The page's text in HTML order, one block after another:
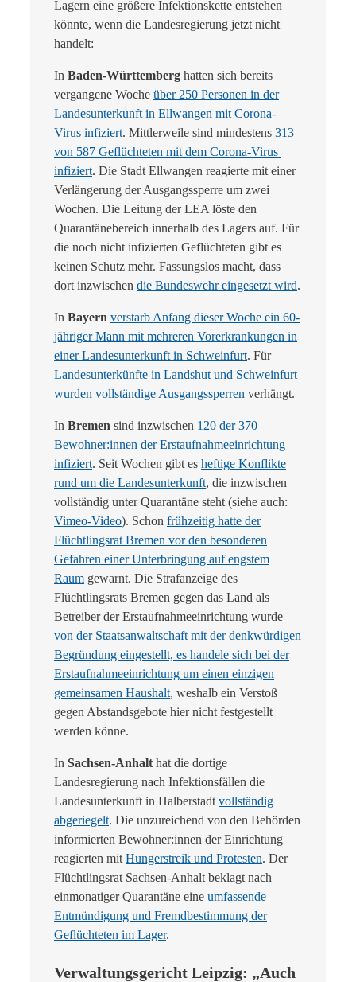
Lagern eine größere Infektionskette entstehen
könnte, wenn die Landesregierung jetzt nicht
handelt:
In Baden-Württemberg hatten sich bereits
vergangene Woche über 250 Personen in der
Landesunterkunft in Ellwangen mit Corona-
Virus infiziert. Mittlerweile sind mindestens 313
von 587 Geflüchteten mit dem Corona-Virus
infiziert. Die Stadt Ellwangen reagierte mit einer
Verlängerung der Ausgangssperre um zwei
Wochen. Die Leitung der LEA löste den
Quarantänebereich innerhalb des Lagers auf. Für
die noch nicht infizierten Geflüchteten gibt es
keinen Schutz mehr. Fassungslos macht, dass
dort inzwischen die Bundeswehr eingesetzt wird.
In Bayern verstarb Anfang dieser Woche ein 60-
jähriger Mann mit mehreren Vorerkrankungen in
einer Landesunterkunft in Schweinfurt. Für
Landesunterkünfte in Landshut und Schweinfurt
wurden vollständige Ausgangssperren verhängt.
In Bremen sind inzwischen 120 der 370
Bewohner:innen der Erstaufnahmeeinrichtung
infiziert. Seit Wochen gibt es heftige Konflikte
rund um die Landesunterkunft, die inzwischen
vollständig unter Quarantäne steht (siehe auch:
Vimeo-Video). Schon frühzeitig hatte der
Flüchtlingsrat Bremen vor den besonderen
Gefahren einer Unterbringung auf engstem
Raum gewarnt. Die Strafanzeige des
Flüchtlingsrats Bremen gegen das Land als
Betreiber der Erstaufnahmeeinrichtung wurde
von der Staatsanwaltschaft mit der denkwürdigen
Begründung eingestellt, es handele sich bei der
Erstaufnahmeeinrichtung um einen einzigen
gemeinsamen Haushalt, weshalb ein Verstoß
gegen Abstandsgebote hier nicht festgestellt
werden könne.
In Sachsen-Anhalt hat die dortige
Landesregierung nach Infektionsfällen die
Landesunterkunft in Halberstadt vollständig
abgeriegelt. Die unzureichend von den Behörden
informierten Bewohner:innen der Einrichtung
reagierten mit Hungerstreik und Protesten. Der
Flüchtlingsrat Sachsen-Anhalt beklagt nach
einmonatiger Quarantäne eine umfassende
Entmündigung und Fremdbestimmung der
Geflüchteten im Lager.
Verwaltungsgericht Leipzig: „Auch